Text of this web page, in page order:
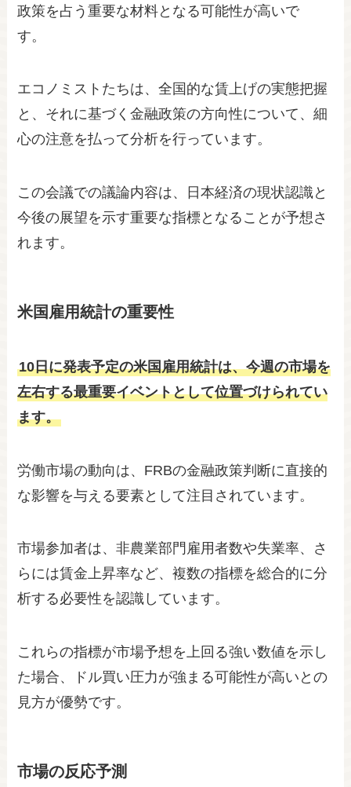
政策を占う重要な材料となる可能性が高いで
す。
エコノミストたちは、全国的な賃上げの実態把握
と、それに基づく金融政策の方向性について、細
心の注意を払って分析を行っています。
この会議での議論内容は、日本経済の現状認識と
今後の展望を示す重要な指標となることが予想さ
れます。
米国雇用統計の重要性
10日に発表予定の米国雇用統計は、今週の市場を
左右する最重要イベントとして位置づけられてい
ます。
労働市場の動向は、FRBの金融政策判断に直接的
な影響を与える要素として注目されています。
市場参加者は、非農業部門雇用者数や失業率、さ
らには賃金上昇率など、複数の指標を総合的に分
析する必要性を認識しています。
これらの指標が市場予想を上回る強い数値を示し
た場合、ドル買い圧力が強まる可能性が高いとの
見方が優勢です。
市場の反応予測